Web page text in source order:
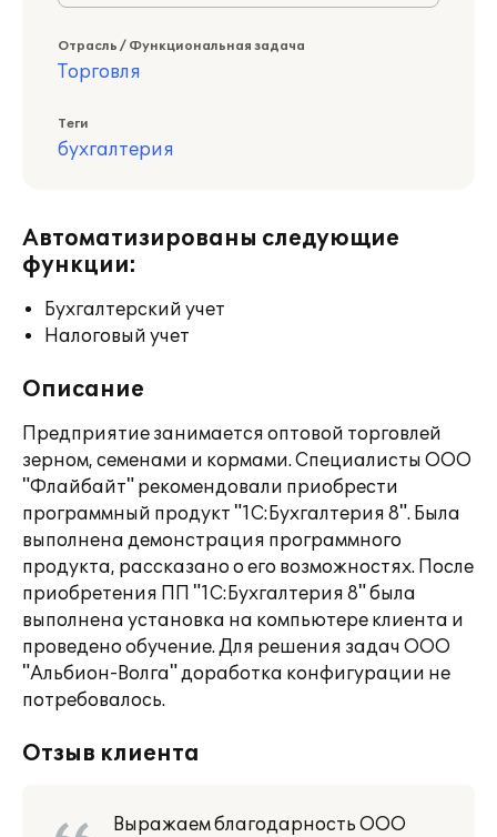
Отрасль / Функциональная задача
Торговля
Теги
бухгалтерия
Автоматизированы следующие
функции:
Бухгалтерский учет
Налоговый учет
Описание
Предприятие занимается оптовой торговлей
зерном, семенами и кормами. Специалисты ООО
"Флайбайт" рекомендовали приобрести
программный продукт "1С:Бухгалтерия 8". Была
выполнена демонстрация программного
продукта, рассказано о его возможностях. После
приобретения ПП "1С:Бухгалтерия 8" была
выполнена установка на компьютере клиента и
проведено обучение. Для решения задач ООО
"Альбион-Волга" доработка конфигурации не
потребовалось.
Отзыв клиента
Выражаем благодарность ООО